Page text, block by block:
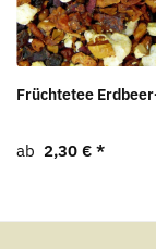
Früchtetee
ab 2,30 € *